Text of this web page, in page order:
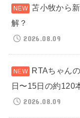
苫小牧から
解？
2026.08.09
RTAちゃん
日〜15日の約120
2026.08.09